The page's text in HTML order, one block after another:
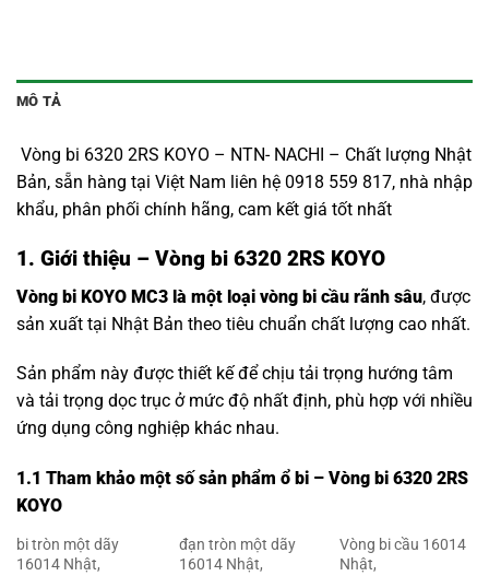
MÔ TẢ
Vòng bi 6320 2RS KOYO – NTN- NACHI – Chất lượng Nhật
Bản, sẵn hàng tại Việt Nam liên hệ 0918 559 817, nhà nhập
khẩu, phân phối chính hãng, cam kết giá tốt nhất
1. Giới thiệu – Vòng bi 6320 2RS KOYO
Vòng bi KOYO MC3 là một loại vòng bi cầu rãnh sâu, được
sản xuất tại Nhật Bản theo tiêu chuẩn chất lượng cao nhất.
Sản phẩm này được thiết kế để chịu tải trọng hướng tâm
và tải trọng dọc trục ở mức độ nhất định, phù hợp với nhiều
ứng dụng công nghiệp khác nhau.
1.1 Tham khảo một số sản phẩm ổ bi – Vòng bi 6320 2RS
KOYO
bi tròn một dãy
16014 Nhật,
đạn tròn một dãy
16014 Nhật,
Vòng bi cầu 16014
Nhật,